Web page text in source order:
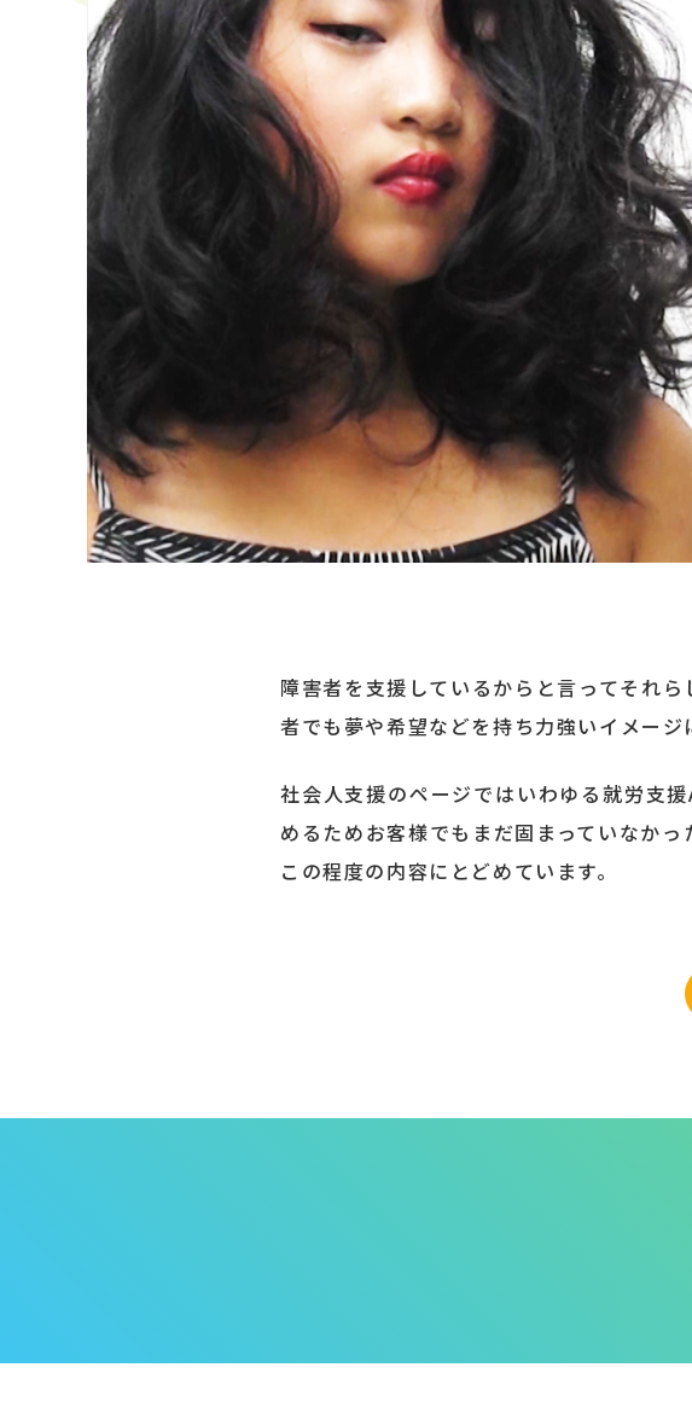
障害者を支援しているからと言ってそれ
者でも夢や希望などを持ち力強いイメー
社会人支援のページではいわゆる就労支
めるためお客様でもまだ固まっていなか
この程度の内容にとどめています。